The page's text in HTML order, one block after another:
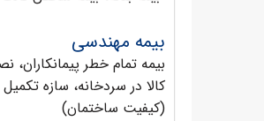
بیمه مهندسی
بیمه تمام خطر
کالا در سردخانه، سازه
(کیفیت ساختمان)